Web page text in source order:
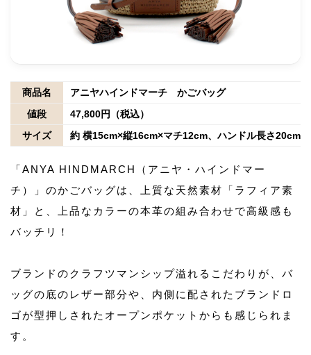
商品名
アニヤハインドマーチ かごバッグ
値段
47,800円（税込）
サイズ
約 横15cm×縦16cm×マチ12cm、ハンドル長さ20cm
「ANYA HINDMARCH（アニヤ・ハインドマー
チ）」のかごバッグは、上質な天然素材「ラフィア素
材」と、上品なカラーの本革の組み合わせで高級感も
バッチリ！
ブランドのクラフツマンシップ溢れるこだわりが、バ
ッグの底のレザー部分や、内側に配されたブランドロ
ゴが型押しされたオープンポケットからも感じられま
す。